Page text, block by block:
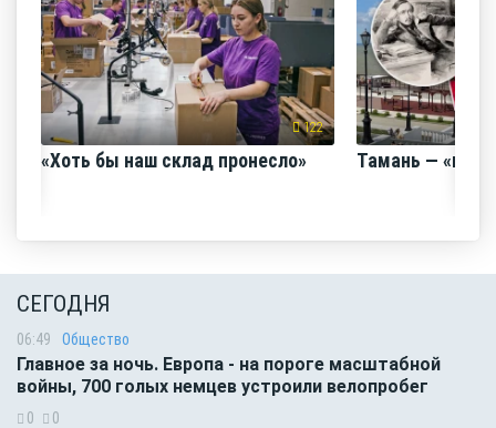
122
«Хоть бы наш склад пронесло» Тамань —
СЕГОДНЯ
06:49 Общество
Главное за ночь. Европа - на пороге масштабной
войны, 700 голых немцев устроили велопробег
0 0